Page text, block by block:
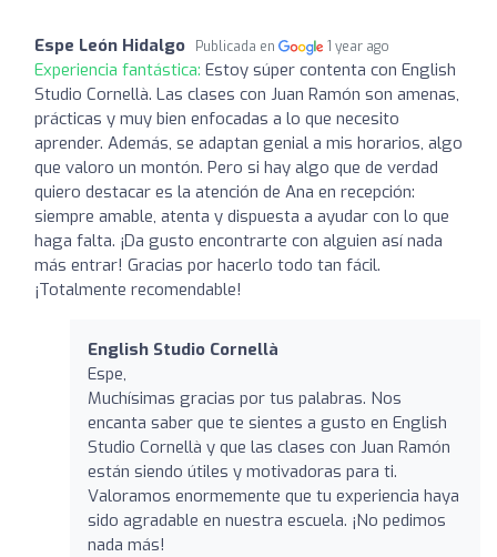
Espe León Hidalgo Publicada en 1 year ago
Experiencia fantástica: Estoy súper contenta con English
Studio Cornellà. Las clases con Juan Ramón son amenas,
prácticas y muy bien enfocadas a lo que necesito
aprender. Además, se adaptan genial a mis horarios, algo
que valoro un montón. Pero si hay algo que de verdad
quiero destacar es la atención de Ana en recepción:
siempre amable, atenta y dispuesta a ayudar con lo que
haga falta. ¡Da gusto encontrarte con alguien así nada
más entrar! Gracias por hacerlo todo tan fácil.
¡Totalmente recomendable!
English Studio Cornellà
Espe,
Muchísimas gracias por tus palabras. Nos
encanta saber que te sientes a gusto en English
Studio Cornellà y que las clases con Juan Ramón
están siendo útiles y motivadoras para ti.
Valoramos enormemente que tu experiencia haya
sido agradable en nuestra escuela. ¡No pedimos
nada más!